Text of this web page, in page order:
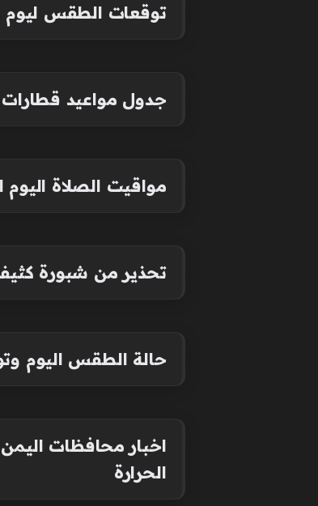
توقعات الطقس ليوم 1 يونيو 2026
جدول مواعيد قطارات الأسكندرية اليوم
مواقيت الصلاة اليوم الإثنين 1 يونيو 2026 في القاهرة
تحذير من شبورة
حالة الطقس اليوم
اخبار محافظات
الحرارة